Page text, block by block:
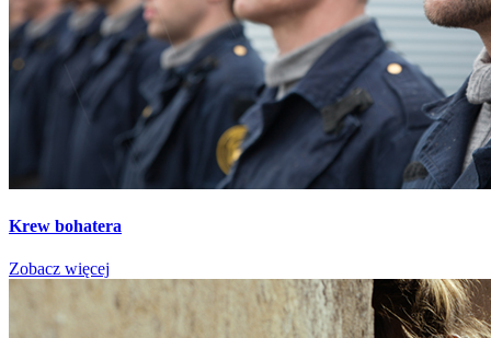
Krew bohatera
Zobacz więcej